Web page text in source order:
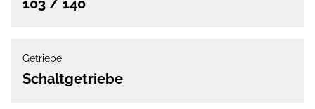
Getriebe
Schaltgetriebe